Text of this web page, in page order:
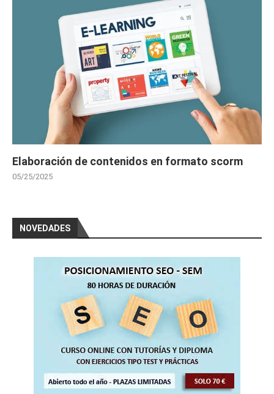
Elaboración de contenidos en formato scorm
05/25/2025
NOVEDADES